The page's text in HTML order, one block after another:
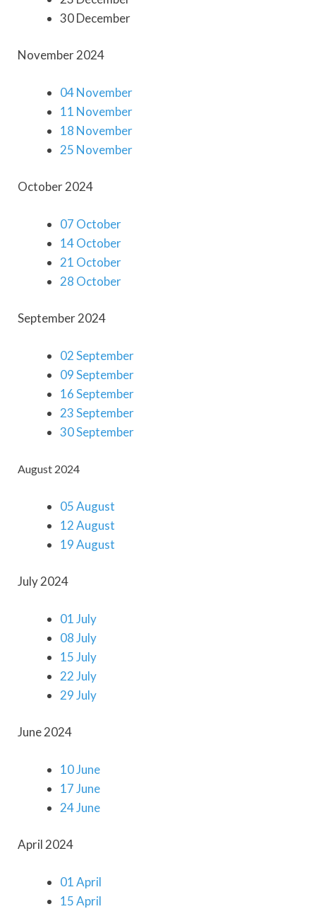
30 December
November 2024
04 November
11 November
18 November
25 November
October 2024
07 October
14 October
21 October
28 October
September 2024
02 September
09 September
16 September
23 September
30 September
August 2024
05 August
12 August
19 August
July 2024
01 July
08 July
15 July
22 July
29 July
June 2024
10 June
17 June
24 June
April 2024
01 April
15 April